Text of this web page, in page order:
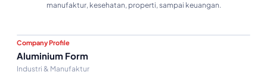
manufaktur, kesehatan, properti, sampai keuangan.
Company Profile
Aluminium Form
Industri & Manufaktur